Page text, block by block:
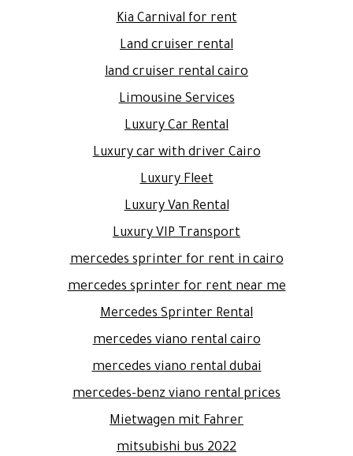
Kia Carnival for rent
Land cruiser rental
land cruiser rental cairo
Limousine Services
Luxury Car Rental
Luxury car with driver Cairo
Luxury Fleet
Luxury Van Rental
Luxury VIP Transport
mercedes sprinter for rent in cairo
mercedes sprinter for rent near me
Mercedes Sprinter Rental
mercedes viano rental cairo
mercedes viano rental dubai
mercedes-benz viano rental prices
Mietwagen mit Fahrer
mitsubishi bus 2022